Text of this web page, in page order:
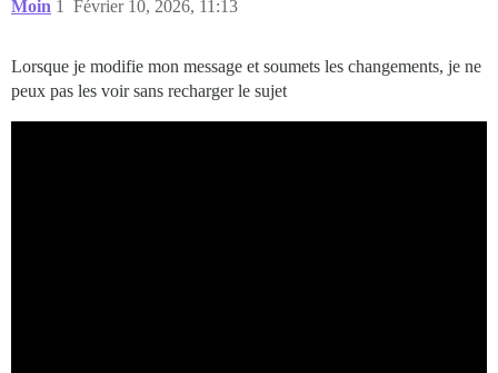
Moin Février 10, 2026, 11:13
1
Lorsque je modifie mon message et soumets les changements, je ne
peux pas les voir sans recharger le sujet